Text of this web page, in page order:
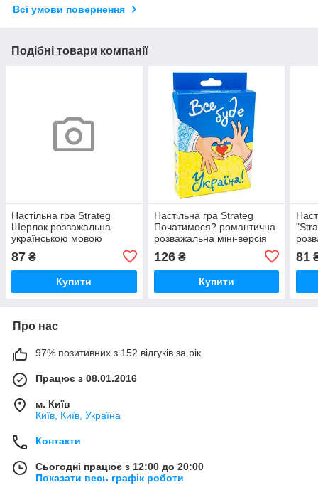
Всі умови повернення
Подібні товари компанії
Настільна гра Strateg
Шерлок розважальна
українською мовою
87 ₴
Купити
Настільна гра Strateg
Початимося? романтична
розважальна міні-версія
(30334), шт
126₴
Купити
81
Про нас
97% позитивних з 152 відгуків за рік
Працює з 08.01.2016
м. Київ
Київ, Київ, Україна
Контакти
Сьогодні працює з 12:00 до 20:00
Показати весь графік роботи